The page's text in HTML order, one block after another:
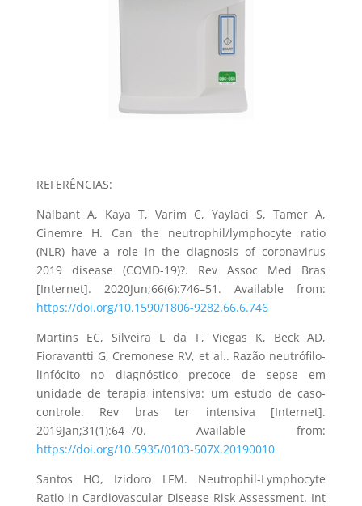
REFERÊNCIAS:
Nalbant A, Kaya T, Varim C, Yaylaci S, Tamer A,
Cinemre H. Can the neutrophil/lymphocyte ratio
(NLR) have a role in the diagnosis of coronavirus
2019 disease (COVID-19)?. Rev Assoc Med Bras
[Internet]. 2020Jun;66(6):746–51. Available from:
https://doi.org/10.1590/1806-9282.66.6.746
Martins EC, Silveira L da F, Viegas K, Beck AD,
Fioravantti G, Cremonese RV, et al.. Razão neutrófilo-
linfócito no diagnóstico precoce de sepse em
unidade de terapia intensiva: um estudo de caso-
controle. Rev bras ter intensiva [Internet].
2019Jan;31(1):64–70. Available from:
https://doi.org/10.5935/0103-507X.20190010
Santos HO, Izidoro LFM. Neutrophil-Lymphocyte
Ratio in Cardiovascular Disease Risk Assessment. Int